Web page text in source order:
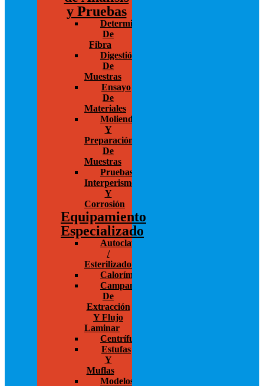
y Pruebas
Determinación
De
Fibra
Digestión
De
Muestras
Ensayo
De
Materiales
Molienda
Y
Preparación
De
Muestras
Pruebas
Interperismo
Y
Corrosión
Equipamiento
Especializado
Autoclaves
/
Esterilizadores
Calorímetros
Campanas
De
Extracción
Y Flujo
Laminar
Centrífugas
Estufas
Y
Muflas
Modelos